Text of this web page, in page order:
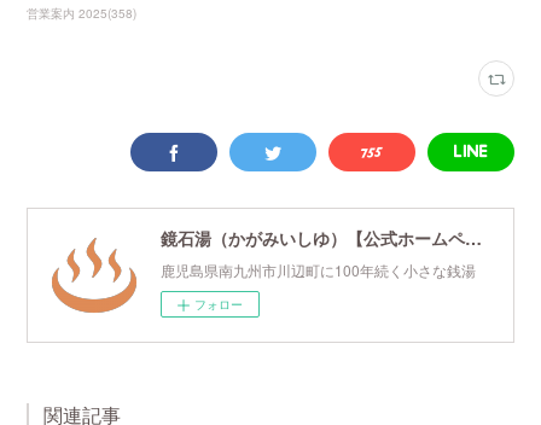
営業案内 2025(358)
鏡石湯（かがみいしゆ）【公式ホームページ】
鹿児島県南九州市川辺町に100年続く小さな銭湯
フォロー
関連記事